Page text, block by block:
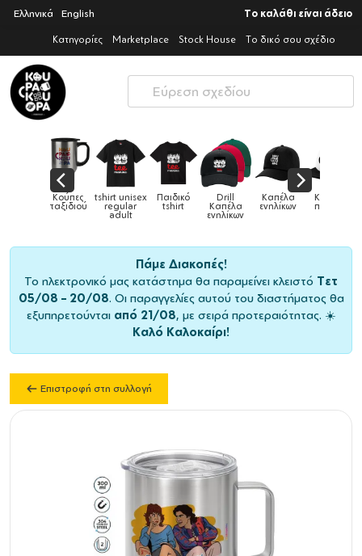
Ελληνικά English Το καλάθι είναι άδειο
Κατηγορίες Marketplace Stock House Το δικό σου σχέδιο
Drill
Καπέλα
Καπέλα
ενηλίκων
Καπέλα
παιδικά Κούπες Κούπες
ειδικές
Πάμε Διακοπές!
Το ηλεκτρονικό μας κατάστημα θα παραμείνει κλειστό Τετ
05/08 – 20/08. Οι παραγγελίες αυτού του διαστήματος θα
εξυπηρετούνται από 21/08, με σειρά προτεραιότητας. ☀️
Καλό Καλοκαίρι!
Επιστροφή στη συλλογή